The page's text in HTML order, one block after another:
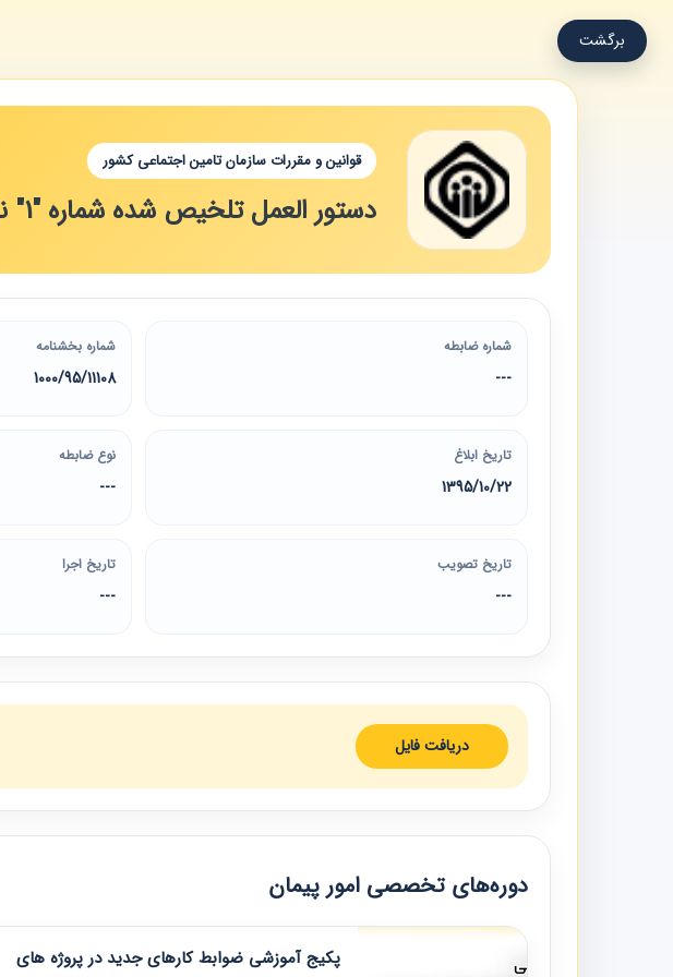
برگشت
قوانین و مقررات سازمان تامین اجتماعی کشور
دستور العمل تلخیص شده شماره "1" نامنویسی و حسابهای انفرادی(کدگذاری)
شماره ضابطه
---
شماره بخشنامه
1000/95/11108
تاریخ ابلاغ
1395/10/22
نوع ضابطه
---
تاریخ تصویب
---
تاریخ اجرا
---
دریافت فایل
دوره‌های تخصصی امور پیمان
پکیج آموزشی ضوابط کارهای جدید در پروژه های